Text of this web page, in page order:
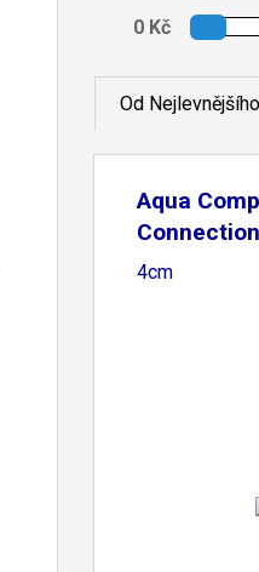
Od Nejlevnějšího
Aqua
4cm